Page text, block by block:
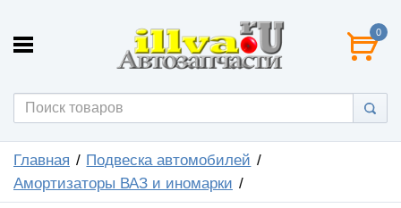
0
Главная
Подвеска автомобилей
Амортизаторы ВАЗ и иномарки